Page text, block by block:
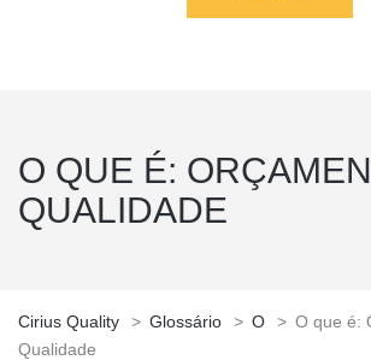
O QUE É:
QUALIDADE
Cirius Quality > Glossário > O > O que é:
Qualidade